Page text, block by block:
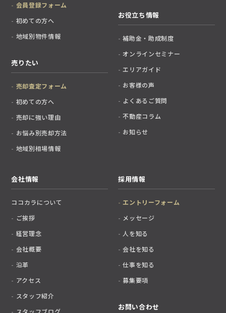
会員登録フォーム
初めての方へ
地域別物件情報
売りたい
売却査定フォーム
初めての方へ
売却に強い理由
お悩み別売却方法
地域別相場情報
お役立ち情報
補助金・助成制度
オンラインセミナー
エリアガイド
お客様の声
よくあるご質問
不動産コラム
お知らせ
会社情報
ココカラについて
ご挨拶
経営理念
会社概要
沿革
アクセス
スタッフ紹介
スタッフブログ
採用情報
エントリーフォーム
メッセージ
人を知る
会社を知る
仕事を知る
募集要項
お問い合わせ